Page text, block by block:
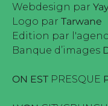
Webdesign par
Logo par Tarwane
Edition par
Banque d’images
ON EST PRESQUE